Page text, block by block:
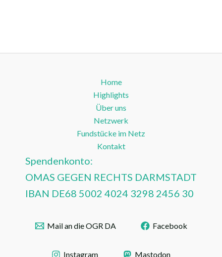
Home
Highlights
Über uns
Netzwerk
Fundstücke im Netz
Kontakt
Spendenkonto:
OMAS GEGEN RECHTS DARMSTADT
IBAN DE68 5002 4024 3298 2456 30
Mail an die OGR DA Facebook
Instagram Mastodon